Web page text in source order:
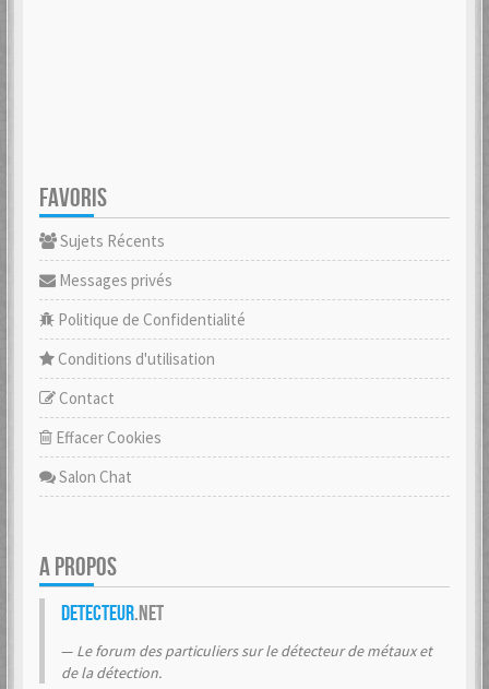
FAVORIS
Sujets Récents
Messages privés
Politique de Confidentialité
Conditions d'utilisation
Contact
Effacer Cookies
Salon Chat
A PROPOS
Detecteur.net
Le forum des particuliers sur le détecteur de métaux et
de la détection.